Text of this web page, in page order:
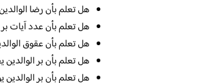
هل تعلم بأن رضا
هل تعلم بأن عدد آيات بر
هل تعلم بأن عقوق
هل تعلم بأن بر الوالدين
هل تعلم بأن بر الوالدين